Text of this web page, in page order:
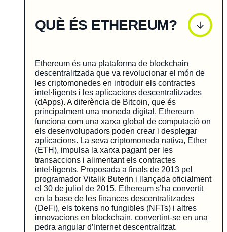
QUÈ ÉS ETHEREUM?
Ethereum és una plataforma de blockchain
descentralitzada que va revolucionar el món de
les criptomonedes en introduir els contractes
intel·ligents i les aplicacions descentralitzades
(dApps). A diferència de Bitcoin, que és
principalment una moneda digital, Ethereum
funciona com una xarxa global de computació on
els desenvolupadors poden crear i desplegar
aplicacions. La seva criptomoneda nativa, Ether
(ETH), impulsa la xarxa pagant per les
transaccions i alimentant els contractes
intel·ligents. Proposada a finals de 2013 pel
programador Vitalik Buterin i llançada oficialment
el 30 de juliol de 2015, Ethereum s’ha convertit
en la base de les finances descentralitzades
(DeFi), els tokens no fungibles (NFTs) i altres
innovacions en blockchain, convertint-se en una
pedra angular d’Internet descentralitzat.